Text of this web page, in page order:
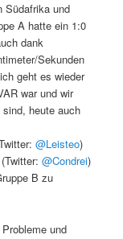
Südafrika und
A hatte ein 1:0
dank
Sekunden
geht es wieder
war und wir
heute auch
@Leisteo)
(Twitter:@Condrei)
B zu
und